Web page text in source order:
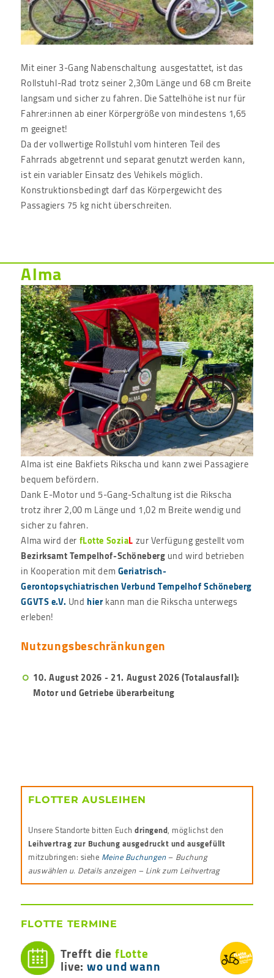
Mit einer 3-Gang Nabenschaltung ausgestattet, ist das
Rollstuhl-Rad trotz seiner 2,30m Länge und 68 cm Breite
langsam und sicher zu fahren. Die Sattelhöhe ist nur für
Fahrer:innen ab einer Körpergröße von mindestens 1,65
m geeignet!
Da der vollwertige Rollstuhl vom hinteren Teil des
Fahrrads abgetrennt und separat genutzt werden kann,
ist ein variabler Einsatz des Vehikels möglich.
Konstruktionsbedingt darf das Körpergewicht des
Passagiers 75 kg nicht überschreiten.
Alma
Alma ist eine Bakfiets Rikscha und kann zwei Passagiere
bequem befördern.
Dank E-Motor und 5-Gang-Schaltung ist die Rikscha
trotz ihrer 2,00 m Länge und 1,02 m Breite wendig und
sicher zu fahren.
Alma wird derfLotte SoziaLzur Verfügung gestellt vom
Bezirksamt Tempelhof-Schönebergund wird betrieben
in Kooperation mit demGeriatrisch-
Gerontopsychiatrischen Verbund Tempelhof Schöneberg
GGVTS e.V. Undhierkann man die Rikscha unterwegs
erleben!
Nutzungsbeschränkungen
10. August 2026 - 21. August 2026(Totalausfall):
Motor und Getriebe überarbeitung
FLOTTER AUSLEIHEN
Unsere Standorte bitten Euchdringend, möglichst den
Leihvertrag zur Buchung ausgedruckt und ausgefüllt
mitzubringen: siehe Meine Buchungen– Buchung
auswählen u. Details anzeigen – Link zum Leihvertrag
FLOTTE TERMINE
Trefft diefLotte
live:wo und wann